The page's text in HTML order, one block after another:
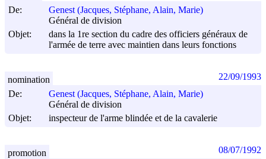
De:
Genest (Jacques, Stéphane, Alain, Marie)
Général de division
Objet:
dans la 1re section du cadre des officiers généraux de
l'armée de terre avec maintien dans leurs fonctions
De:
Genest (Jacques, Stéphane, Alain, Marie)
Général de division
Objet:
inspecteur de l'arme blindée et de la cavalerie
nomination 22/09/1993
promotion 08/07/1992